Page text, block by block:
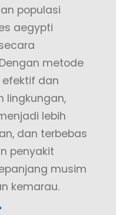
populasi
aegypti
metode
dan
lingkungan,
lebih
dan terbebas
penyakit
musim
kemarau.